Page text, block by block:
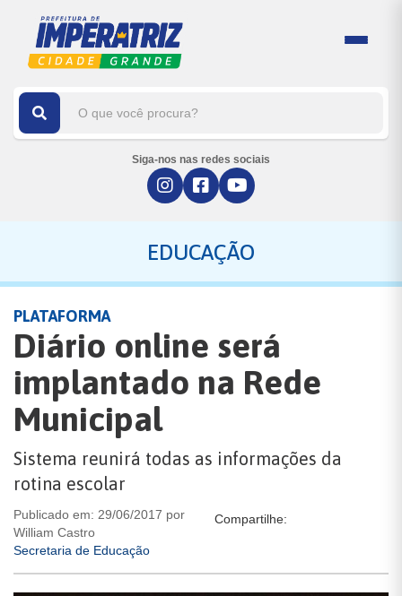
Siga-nos nas redes sociais
EDUCAÇÃO
PLATAFORMA
Diário online será
implantado na Rede
Municipal
Sistema reunirá todas as informações da
rotina escolar
Publicado em: 29/06/2017 por
William Castro
Secretaria de Educação
Compartilhe: